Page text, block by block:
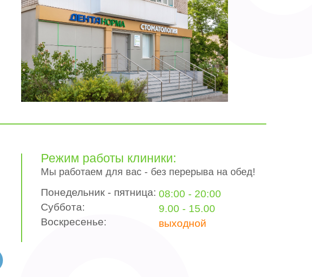
Понедельник - пятница:
Суббота:
Воскресенье:
Режим работы клиники:
Мы работаем для вас - без перерыва на обед!
08:00 - 20:00
9.00 - 15.00
выходной